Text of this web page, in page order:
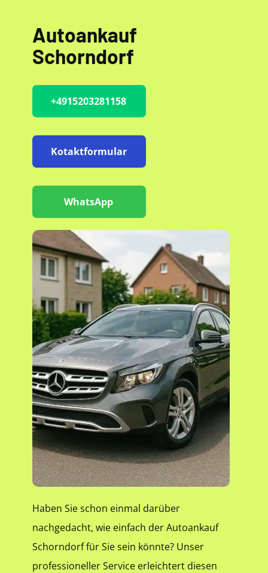
Autoankauf
Schorndorf
+4915203281158
Kotaktformular
WhatsApp
Haben Sie schon einmal darüber
nachgedacht, wie einfach der Autoankauf
Schorndorf für Sie sein könnte? Unser
professioneller Service erleichtert diesen